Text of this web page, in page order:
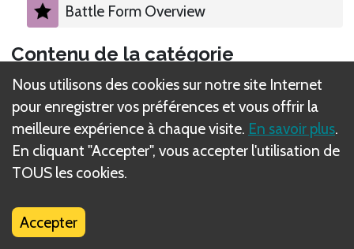
Battle Form Overview
Contenu de la catégorie
Modes of Battle
Enemies
Enemy Pool
Enemy Chip Anatomy
Nous utilisons des cookies sur notre site Internet
pour enregistrer vos préférences et vous offrir la
meilleure expérience à chaque visite. En savoir plus.
En cliquant "Accepter", vous accepter l'utilisation de
TOUS les cookies.
Accepter